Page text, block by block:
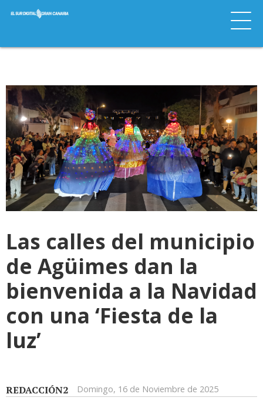
Las calles del municipio
de Agüimes dan la
bienvenida a la Navidad
con una ‘Fiesta de la
luz’
REDACCIÓN2 Domingo, 16 de Noviembre de 2025